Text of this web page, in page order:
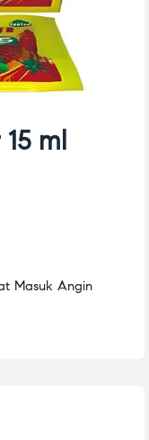
ml
Masuk Angin